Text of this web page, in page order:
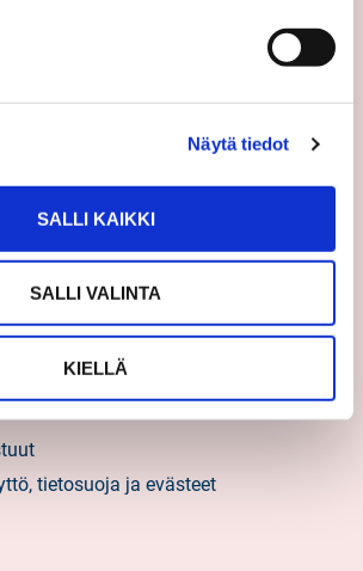
Näytä tiedot
SALLI KAIKKI
SALLI VALINTA
KIELLÄ
tietosuoja ja evästeet